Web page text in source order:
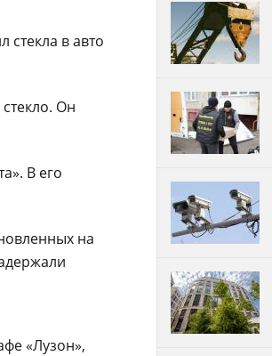
Он
В его
на
«Лузон»,